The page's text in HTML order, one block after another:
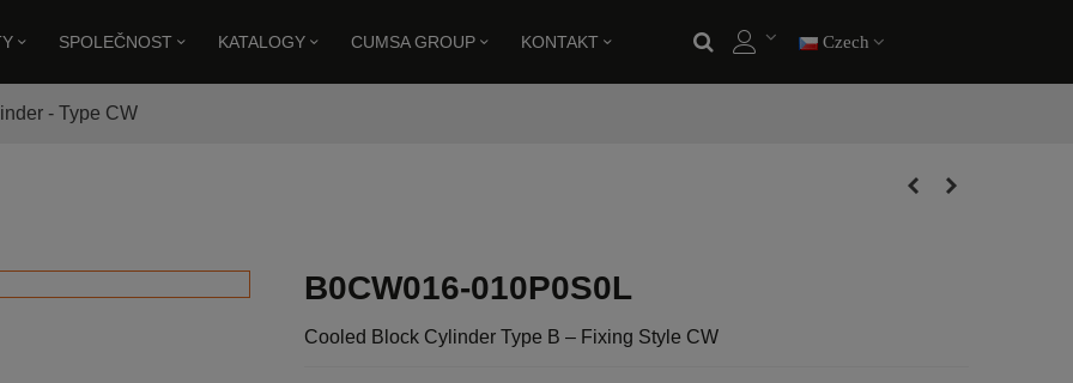
SPOLEČNOST KATALOGY CUMSA GROUP KONTAKT Czech
- Type CW
B0CW016-010P0S0L
Cooled Block Cylinder Type B – Fixing Style CW